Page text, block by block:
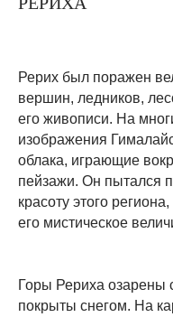
Рерих был поражен
вершин, ледников,
его живописи. На
изображения
облака, играющие
пейзажи. Он пытался
красоту этого
его мистическое
Горы Рериха озарены
покрыты снегом. На